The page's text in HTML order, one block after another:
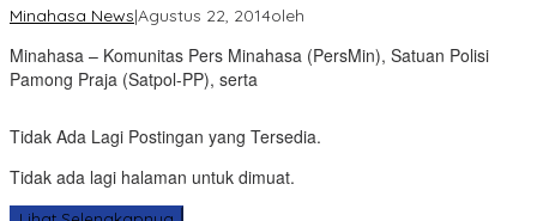
Minahasa News|Agustus 22, 2014oleh
Minahasa – Komunitas Pers Minahasa (PersMin), Satuan Polisi
Pamong Praja (Satpol-PP), serta
Tidak Ada Lagi Postingan yang Tersedia.
Tidak ada lagi halaman untuk dimuat.